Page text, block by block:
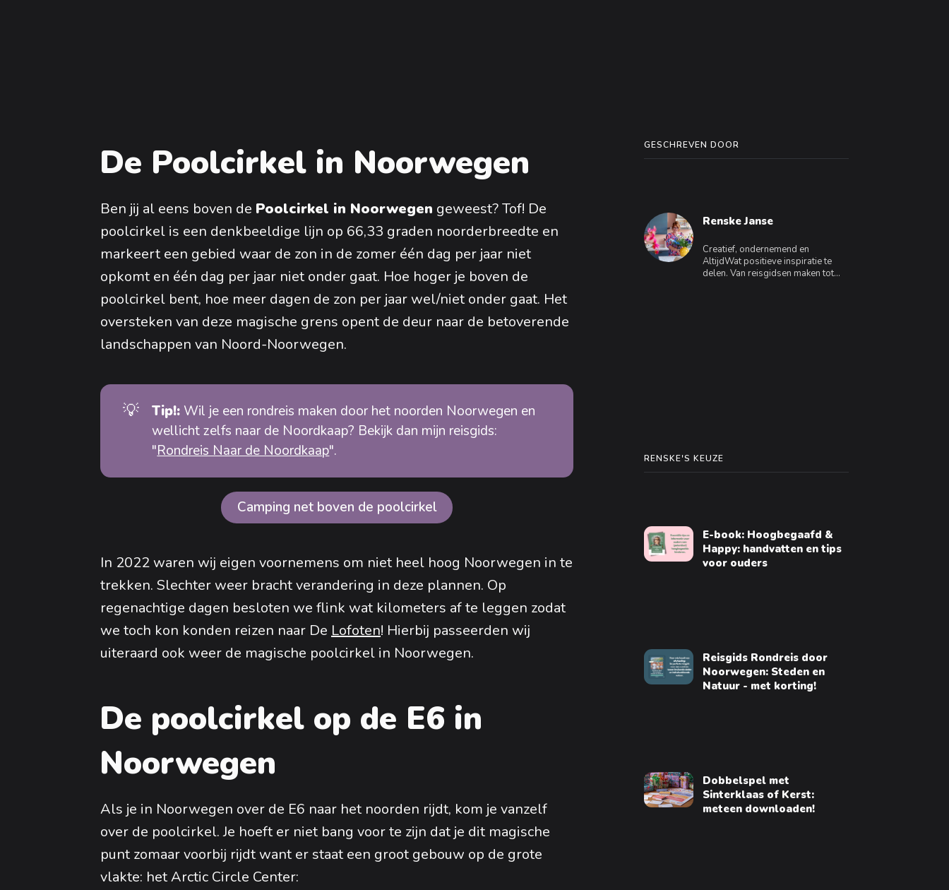
GESCHREVEN DOOR
Renske Janse
Creatief, ondernemend en
AltijdWat positieve inspiratie te
delen. Van reisgidsen maken tot
RENSKE'S KEUZE
E-book: Hoogbegaafd &
Happy: handvatten en tips
voor ouders
Reisgids Rondreis door
Noorwegen: Steden en
Natuur - met korting!
Dobbelspel met
Sinterklaas of Kerst:
meteen downloaden!
De Poolcirkel in Noorwegen
Ben jij al eens boven de Poolcirkel in Noorwegen geweest? Tof! De
poolcirkel is een denkbeeldige lijn op 66,33 graden noorderbreedte en
markeert een gebied waar de zon in de zomer één dag per jaar niet
opkomt en één dag per jaar niet onder gaat. Hoe hoger je boven de
poolcirkel bent, hoe meer dagen de zon per jaar wel/niet onder gaat. Het
oversteken van deze magische grens opent de deur naar de betoverende
landschappen van Noord-Noorwegen.
💡 Tip!: Wil je een rondreis maken door het noorden Noorwegen en
wellicht zelfs naar de Noordkaap? Bekijk dan mijn reisgids:
"Rondreis Naar de Noordkaap".
Camping net boven de poolcirkel
In 2022 waren wij eigen voornemens om niet heel hoog Noorwegen in te
trekken. Slechter weer bracht verandering in deze plannen. Op
regenachtige dagen besloten we flink wat kilometers af te leggen zodat
we toch kon konden reizen naar De Lofoten! Hierbij passeerden wij
uiteraard ook weer de magische poolcirkel in Noorwegen.
De poolcirkel op de E6 in
Noorwegen
Als je in Noorwegen over de E6 naar het noorden rijdt, kom je vanzelf
over de poolcirkel. Je hoeft er niet bang voor te zijn dat je dit magische
punt zomaar voorbij rijdt want er staat een groot gebouw op de grote
vlakte: het Arctic Circle Center: